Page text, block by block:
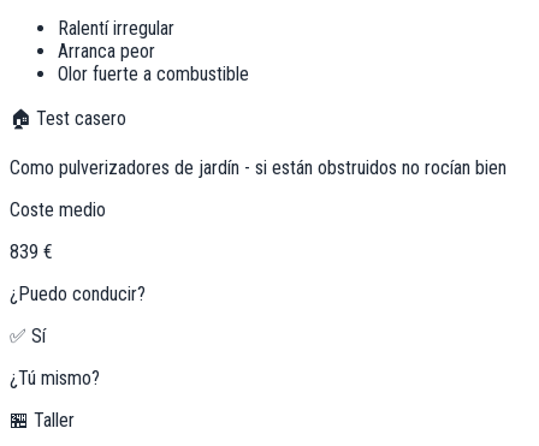
Ralentí irregular
Arranca peor
Olor fuerte a combustible
🏠 Test casero
Como pulverizadores de jardín - si están obstruidos no rocían bien
Coste medio
839 €
¿Puedo conducir?
✅ Sí
¿Tú mismo?
🏪 Taller